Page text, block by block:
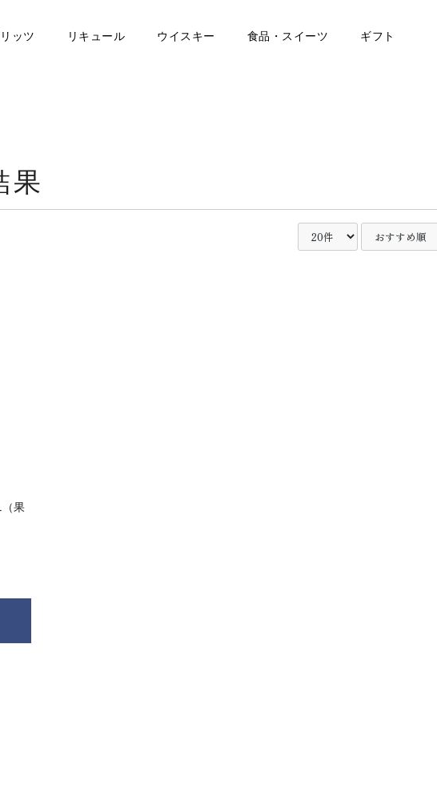
ッツ リキュール ウイスキー 食品・スイーツ ギフト
果
果